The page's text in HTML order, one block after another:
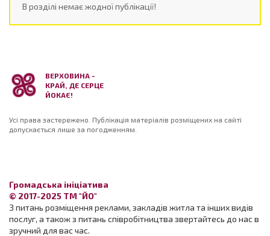
В розділі немає жодної публікації!
ВЕРХОВИНА -
КРАЙ, ДЕ СЕРЦЕ
ЙОКАЄ!
Усі права застережено. Публікація матеріалів розміщених на сайті
допускається лише за погодженням.
Громадська ініціатива
© 2017-2025 ТМ "ЙО"
З питань розміщення реклами, закладів житла та інших видів
послуг, а також з питань співробітництва звертайтесь до нас в
зручний для вас час.